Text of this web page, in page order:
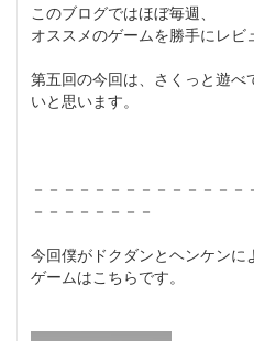
このブログではほぼ毎週、
オススメのゲームを勝手にレビ
第五回の今回は、さくっと遊べ
いと思います。
－－－－－－－－－－－－－
－－－－－－－－
今回僕がドクダンとヘンケンに
ゲームはこちらです。